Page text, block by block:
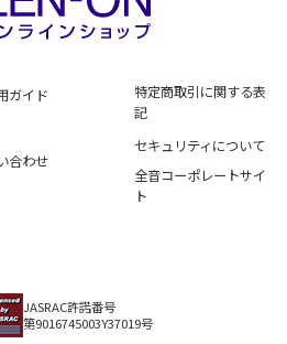
ガイド
合わせ
特定商取引に関する表
記
セキュリティについて
全音コーポレートサイ
ト
JASRAC許諾番号
第9016745003Y37019号